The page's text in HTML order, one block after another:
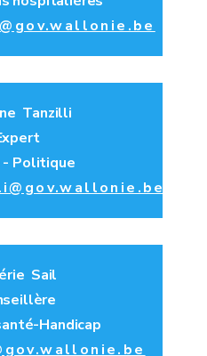
Tanzilli
- Politique
Sail
Handicap